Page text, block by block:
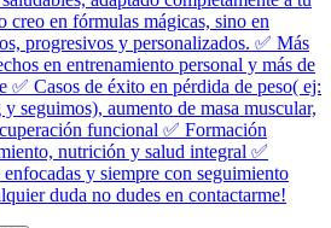
en fórmulas mágicas, sino en
progresivos y personalizados. ✅ Más
en entrenamiento personal y más de
✅ Casos de éxito en pérdida de peso( ej:
seguimos), aumento de masa muscular,
funcional ✅ Formación
nutrición y salud integral ✅
enfocadas y siempre con seguimiento
duda no dudes en contactarme!